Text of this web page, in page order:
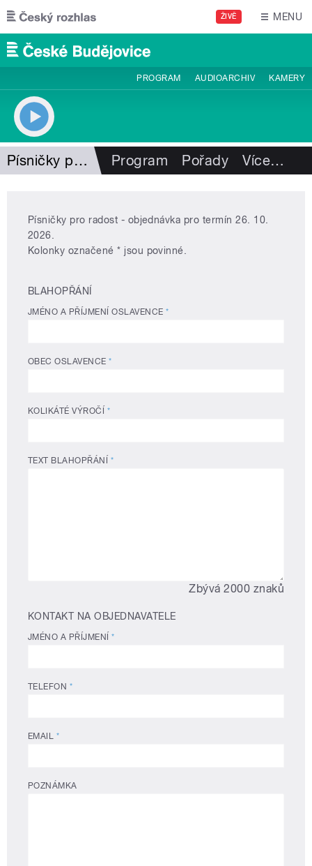
Přejít k hlavnímu obsahu
ŽIVĚ MENU
PROGRAM AUDIOARCHIV KAMERY
Písničky pro radost Program Pořady Více…
Písničky pro radost - objednávka pro termín 26. 10.
2026.
Kolonky označené * jsou povinné.
BLAHOPŘÁNÍ
JMÉNO A PŘÍJMENÍ OSLAVENCE *
OBEC OSLAVENCE*
KOLIKÁTÉ VÝROČÍ *
TEXT BLAHOPŘÁNÍ *
Zbývá 2000 znaků
KONTAKT NA OBJEDNAVATELE
JMÉNO A PŘÍJMENÍ*
TELEFON *
EMAIL *
POZNÁMKA